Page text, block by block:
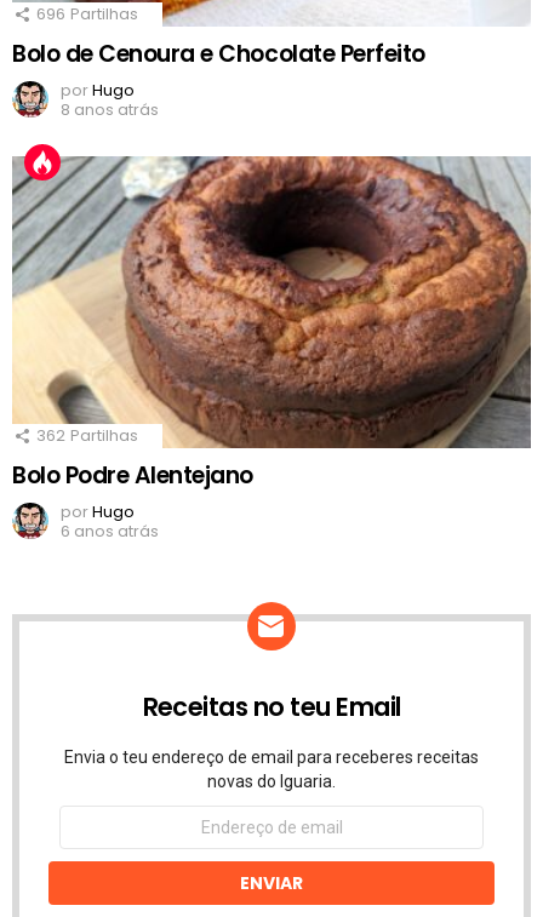
696 Partilhas
Bolo de Cenoura e Chocolate Perfeito
porHugo
8 anos atrás
362 Partilhas
Bolo Podre Alentejano
porHugo
6 anos atrás
Receitas no teu Email
Envia o teu endereço de email para receberes receitas
novas do Iguaria.
Endereço
email
ENVIAR